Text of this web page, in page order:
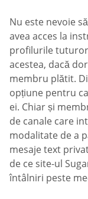
Nu este nevoie
avea acces la
profilurile
acestea, dacă
membru plătit.
opțiune pentru
ei. Chiar și
de canale care
modalitate de a
mesaje text
de ce site-ul
întâlniri peste